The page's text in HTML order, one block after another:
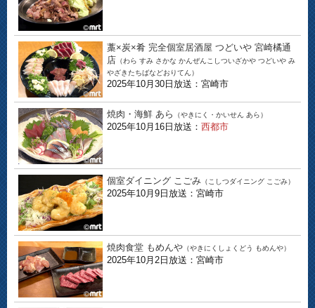
藁×炭×肴 完全個室居酒屋 つどいや 宮崎橘通
店 （わら すみ さかな かんぜんこしついざかや つどいや み
やざきたちばなどおりてん）
2025年10月30日放送：宮崎市
焼肉・海鮮 あら （やきにく・かいせん あら）
2025年10月16日放送： 西都市
個室ダイニング こごみ （こしつダイニング こごみ）
2025年10月9日放送：宮崎市
焼肉食堂 もめんや （やきにくしょくどう もめんや）
2025年10月2日放送：宮崎市